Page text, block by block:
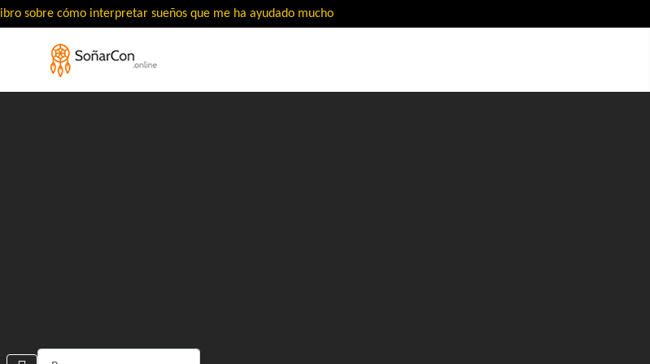
libro sobre cómo interpretar sueños que me ha ayudado mucho
Buscar